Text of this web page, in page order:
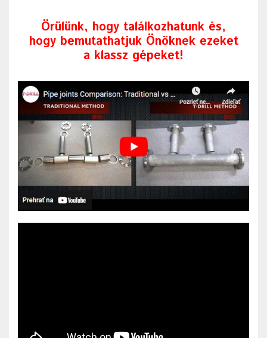
Örülünk, hogy találkozhatunk és,
hogy bemutathatjuk Önöknek ezeket
a klassz gépeket!